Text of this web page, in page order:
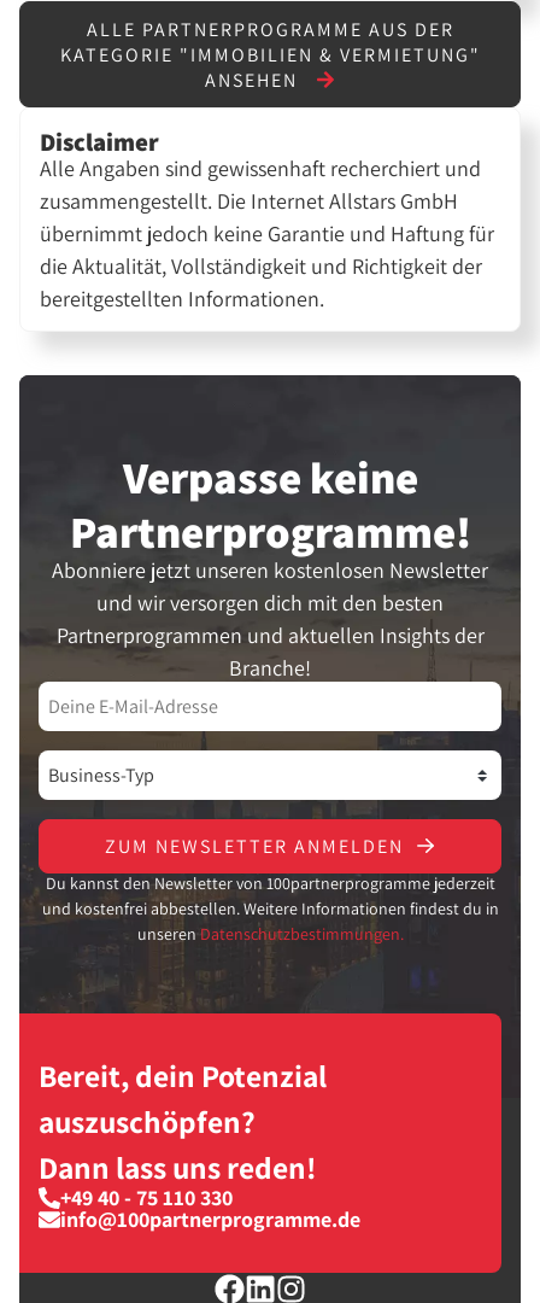
ALLE PARTNERPROGRAMME AUS DER
KATEGORIE "IMMOBILIEN & VERMIETUNG"
ANSEHEN
Disclaimer
Alle Angaben sind gewissenhaft recherchiert und
zusammengestellt. Die Internet Allstars GmbH
übernimmt jedoch keine Garantie und Haftung für
die Aktualität, Vollständigkeit und Richtigkeit der
bereitgestellten Informationen.
Verpasse keine
Partner­programme!
Abonniere jetzt unseren kostenlosen Newsletter
und wir versorgen dich mit den besten
Partnerprogrammen und aktuellen Insights der
Branche!
ZUM NEWSLETTER ANMELDEN
Du kannst den Newsletter von 100partnerprogramme jederzeit
und kostenfrei abbestellen. Weitere Informationen findest du in
unseren Datenschutzbestimmungen.
Bereit, dein Potenzial
auszuschöpfen?
Dann lass uns reden!
+49 40 - 75 110 330
info@100partnerprogramme.de